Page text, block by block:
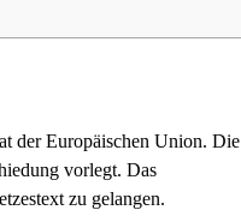
der Europäischen Union. Die
vorlegt. Das
zu gelangen.